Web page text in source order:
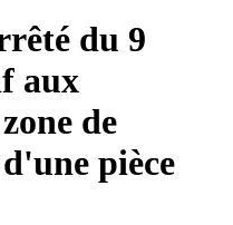
du 9
aux
de
pièce